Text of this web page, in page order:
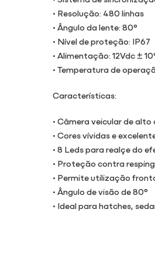
• Resolução: 480 linhas
• Ângulo da lente: 80°
• Nível de proteção: IP67
• Alimentação: 12Vdc ±
• Temperatura de
Características:
• Câmera veicular de alto
• Cores vívidas e
• 8 Leds para realçe do
• Proteção contra
• Permite utilização
• Ângulo de visão de 80°
• Ideal para hatches,